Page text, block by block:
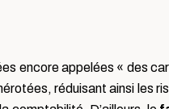
encore appelées « des
réduisant ainsi les